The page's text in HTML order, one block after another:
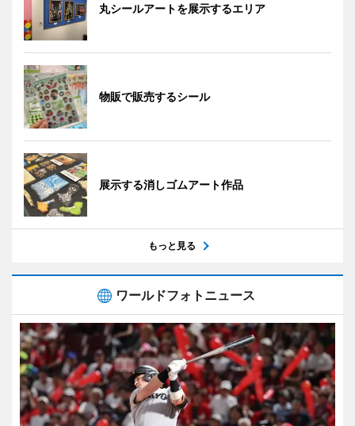
丸シールアートを展示するエリア
物販で販売するシール
展示する消しゴムアート作品
もっと見る
ワールドフォトニュース